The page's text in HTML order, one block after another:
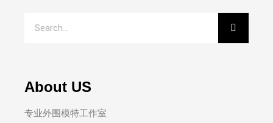
About US
专业外围模特工作室